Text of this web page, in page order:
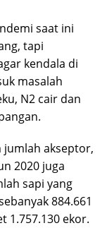
saat ini
tapi
kendala di
masalah
N2 cair dan
jumlah akseptor,
2020 juga
sapi yang
884.661
1.757.130 ekor.